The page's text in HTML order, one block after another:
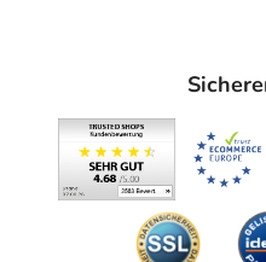
Nebenwirkungen: Keine
Beschwerden vorübergehend
(Erstverschlimmerung). In
absetzen und Ihren Arzt
Wirkung eines
allgemein schädigende